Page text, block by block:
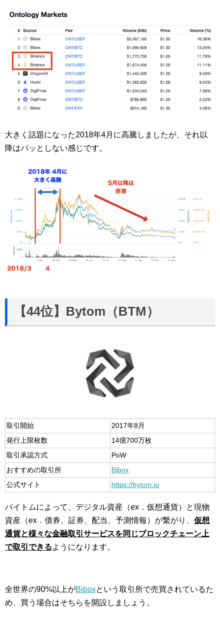
大きく話題になった2018年4月に高騰しましたが、それ以
降はパッとしない感じです。
【44位】Bytom（BTM）
取引開始
2017年8月
発行上限枚数
14億700万枚
取引承認方式
PoW
おすすめの取引所
Bibox
公式サイト
https://bytom.io
バイトムによって、デジタル資産（ex．仮想通貨）と現物
資産（ex．債券、証券、配当、予測情報）が繋がり、 仮想
通貨と様々な金融取引サービスを同じブロックチェーン上
で取引できるようになります。
全世界の90%以上がBiboxという取引所で売買されているた
め、買う場合はそちらを開設しましょう。